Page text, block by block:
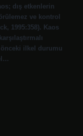
dış etkenlerin
ve kontrol
1995:358). Kaos
önceki ilkel durumu